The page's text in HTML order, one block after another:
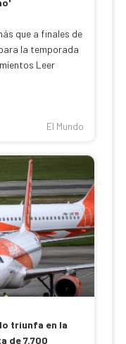
que a finales de
la temporada
Leer
El Mundo
triunfa en la
de 7.700